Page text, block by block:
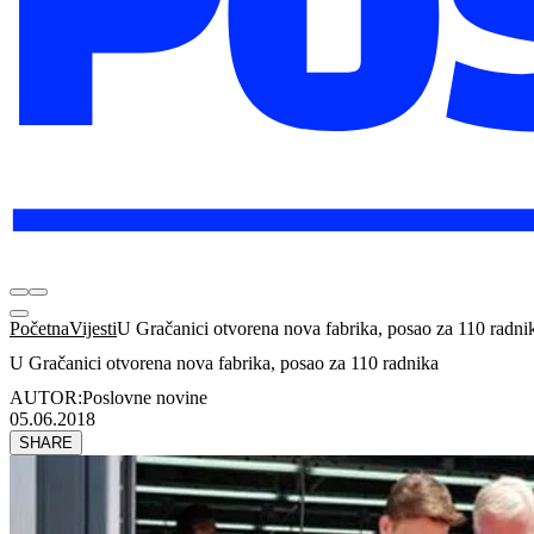
PočetnaVijestiU Gračanici otvorena nova fabrika, posao za 110
U Gračanici otvorena nova fabrika, posao za 110 radnika
AUTOR:Poslovne novine
05.06.2018
SHARE